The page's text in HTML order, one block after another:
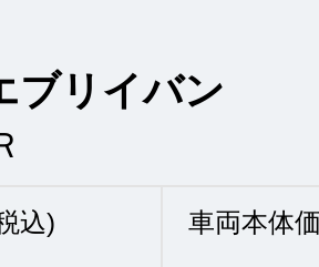
ブリイバン
込) 車両本体